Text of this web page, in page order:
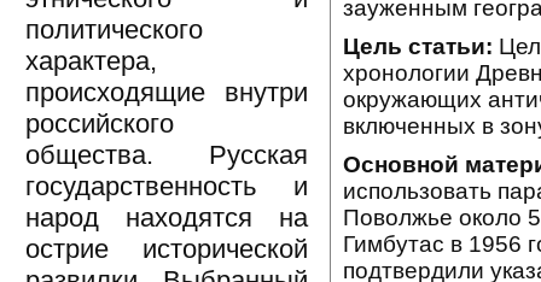
политического
характера,
происходящие внутри
российского
общества. Русская
государственность и
народ находятся на
острие исторической
зауженным
Цель статьи:
хронологии
окружающих
включенных в
Основной
использовать
Поволжье около
Гимбутас в 1956
подтвердили